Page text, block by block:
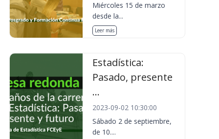
Miércoles 15 de marzo
desde la...
Leer más
Estadística:
Pasado, presente
...
2023-09-02 10:30:00
Sábado 2 de septiembre,
de 10....